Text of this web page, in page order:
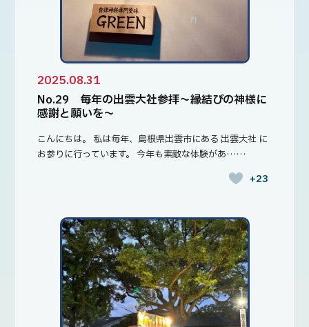
2025.08.31
No.29 毎年の出雲大社参拝〜縁結びの神様に
感謝と願いを〜
こんにちは。 私は毎年、島根県出雲市にある 出雲大社 に
お参りに行っています。 今年も素敵な体験があ……
+23